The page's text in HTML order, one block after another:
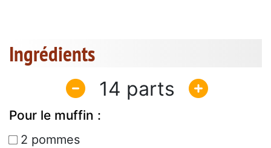
Ingrédients
14
Pour le muffin :
2 pommes